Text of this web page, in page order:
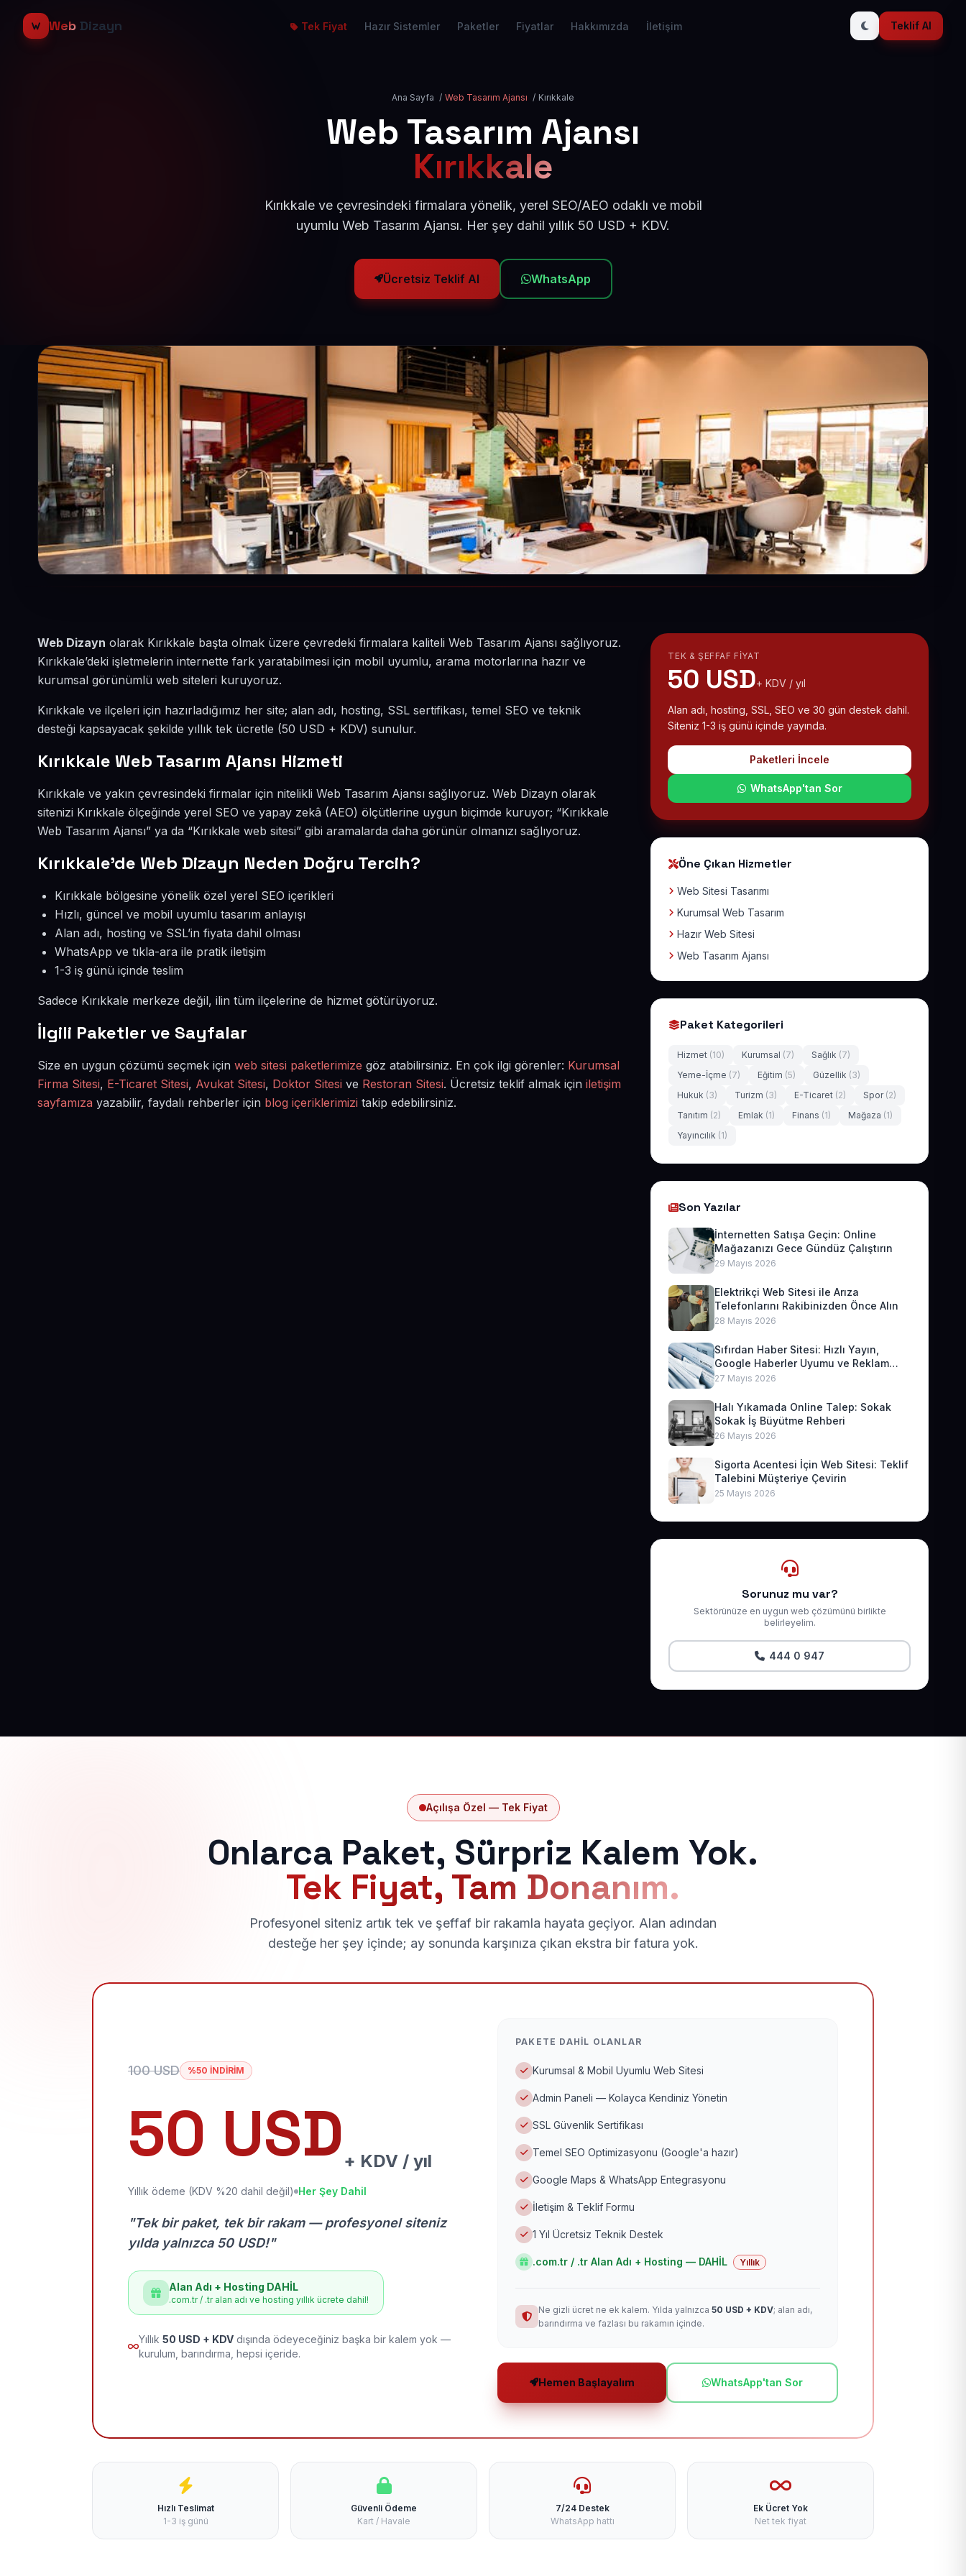
Web Dizayn Tek Fiyat Hazır Sistemler Paketler Fiyatlar Hakkımızda İletişim Teklif Al
Ana Sayfa / Web Tasarım Ajansı / Kırıkkale
Web Tasarım Ajansı
Kırıkkale
Kırıkkale ve çevresindeki firmalara yönelik, yerel SEO/AEO odaklı ve mobil
uyumlu Web Tasarım Ajansı. Her şey dahil yıllık 50 USD + KDV.
Ücretsiz Teklif Al WhatsApp
Web Dizayn olarak Kırıkkale başta olmak üzere çevredeki firmalara kaliteli Web Tasarım Ajansı sağlıyoruz.
Kırıkkale’deki işletmelerin internette fark yaratabilmesi için mobil uyumlu, arama motorlarına hazır ve
kurumsal görünümlü web siteleri kuruyoruz.
Kırıkkale ve ilçeleri için hazırladığımız her site; alan adı, hosting, SSL sertifikası, temel SEO ve teknik
desteği kapsayacak şekilde yıllık tek ücretle (50 USD + KDV) sunulur.
Kırıkkale Web Tasarım Ajansı Hizmeti
Kırıkkale ve yakın çevresindeki firmalar için nitelikli Web Tasarım Ajansı sağlıyoruz. Web Dizayn olarak
sitenizi Kırıkkale ölçeğinde yerel SEO ve yapay zekâ (AEO) ölçütlerine uygun biçimde kuruyor; “Kırıkkale
Web Tasarım Ajansı” ya da “Kırıkkale web sitesi” gibi aramalarda daha görünür olmanızı sağlıyoruz.
Kırıkkale’de Web Dizayn Neden Doğru Tercih?
Kırıkkale bölgesine yönelik özel yerel SEO içerikleri
Hızlı, güncel ve mobil uyumlu tasarım anlayışı
Alan adı, hosting ve SSL’in fiyata dahil olması
WhatsApp ve tıkla-ara ile pratik iletişim
1-3 iş günü içinde teslim
Sadece Kırıkkale merkeze değil, ilin tüm ilçelerine de hizmet götürüyoruz.
İlgili Paketler ve Sayfalar
Size en uygun çözümü seçmek için web sitesi paketlerimize göz atabilirsiniz. En çok ilgi görenler: Kurumsal
Firma Sitesi, E-Ticaret Sitesi, Avukat Sitesi, Doktor Sitesi ve Restoran Sitesi. Ücretsiz teklif almak için iletişim
sayfamıza yazabilir, faydalı rehberler için blog içeriklerimizi takip edebilirsiniz.
TEK & ŞEFFAF FIYAT
50 USD+ KDV / yıl
Alan adı, hosting, SSL, SEO ve 30 gün destek dahil.
Siteniz 1-3 iş günü içinde yayında.
Paketleri İncele
WhatsApp'tan Sor
Öne Çıkan Hizmetler
Web Sitesi Tasarımı
Kurumsal Web Tasarım
Hazır Web Sitesi
Web Tasarım Ajansı
Paket Kategorileri
Hizmet (10) Kurumsal (7) Sağlık (7)
Yeme-İçme (7) Eğitim (5) Güzellik (3)
Hukuk (3) Turizm (3) E-Ticaret (2) Spor (2)
Tanıtım (2) Emlak (1) Finans (1) Mağaza (1)
Yayıncılık (1)
Son Yazılar
İnternetten Satışa Geçin: Online
Mağazanızı Gece Gündüz Çalıştırın
29 Mayıs 2026
Elektrikçi Web Sitesi ile Arıza
Telefonlarını Rakibinizden Önce Alın
28 Mayıs 2026
Sıfırdan Haber Sitesi: Hızlı Yayın,
Google Haberler Uyumu ve Reklam
Geliri
27 Mayıs 2026
Halı Yıkamada Online Talep: Sokak
Sokak İş Büyütme Rehberi
26 Mayıs 2026
Sigorta Acentesi İçin Web Sitesi: Teklif
Talebini Müşteriye Çevirin
25 Mayıs 2026
Sorunuz mu var?
Sektörünüze en uygun web çözümünü birlikte
belirleyelim.
444 0 947
Açılışa Özel — Tek Fiyat
Onlarca Paket, Sürpriz Kalem Yok.
Tek Fiyat, Tam Donanım.
Profesyonel siteniz artık tek ve şeffaf bir rakamla hayata geçiyor. Alan adından
desteğe her şey içinde; ay sonunda karşınıza çıkan ekstra bir fatura yok.
100 USD %50 İNDİRİM
50 USD + KDV / yıl
Yıllık ödeme (KDV %20 dahil değil) Her Şey Dahil
"Tek bir paket, tek bir rakam — profesyonel siteniz
yılda yalnızca 50 USD!"
Alan Adı + Hosting DAHİL
.com.tr / .tr alan adı ve hosting yıllık ücrete dahil!
Yıllık 50 USD + KDV dışında ödeyeceğiniz başka bir kalem yok —
kurulum, barındırma, hepsi içeride.
PAKETE DAHIL OLANLAR
Kurumsal & Mobil Uyumlu Web Sitesi
Admin Paneli — Kolayca Kendiniz Yönetin
SSL Güvenlik Sertifikası
Temel SEO Optimizasyonu (Google'a hazır)
Google Maps & WhatsApp Entegrasyonu
İletişim & Teklif Formu
1 Yıl Ücretsiz Teknik Destek
.com.tr / .tr Alan Adı + Hosting — DAHİL Yıllık
Ne gizli ücret ne ek kalem. Yılda yalnızca 50 USD + KDV; alan adı,
barındırma ve fazlası bu rakamın içinde.
Hemen Başlayalım WhatsApp'tan Sor
Hızlı Teslimat
1-3 iş günü
Güvenli Ödeme
Kart / Havale
7/24 Destek
WhatsApp hattı
Ek Ücret Yok
Net tek fiyat